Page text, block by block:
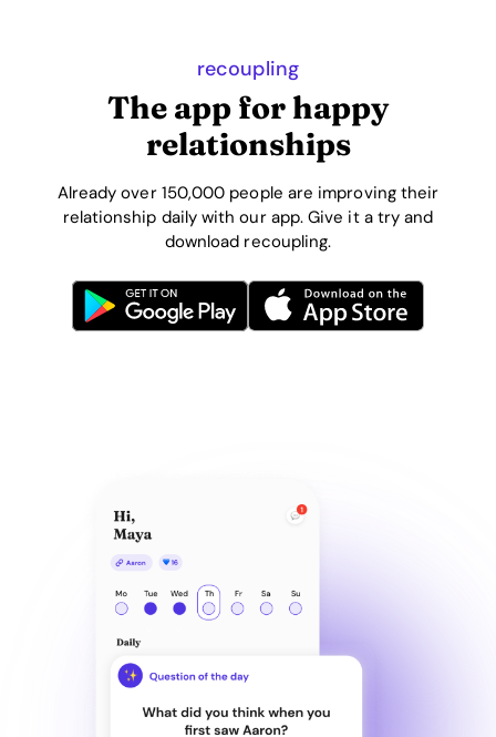
recoupling
The app for happy
relationships
Already over 150,000 people are improving their
relationship daily with our app. Give it a try and
download recoupling.